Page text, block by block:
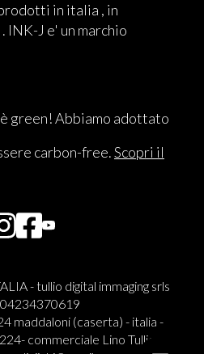
in italia , in
INK-J e' un marchio
green! Abbiamo adottato
carbon-free.Scopri il
- tullio digital immaging srls
04234370619
maddaloni (caserta) - italia -
commerciale Lino Tullio